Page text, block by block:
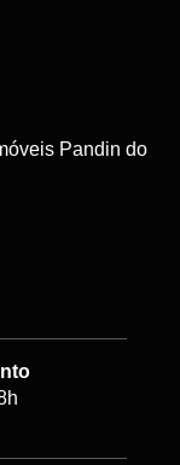
Pandin do